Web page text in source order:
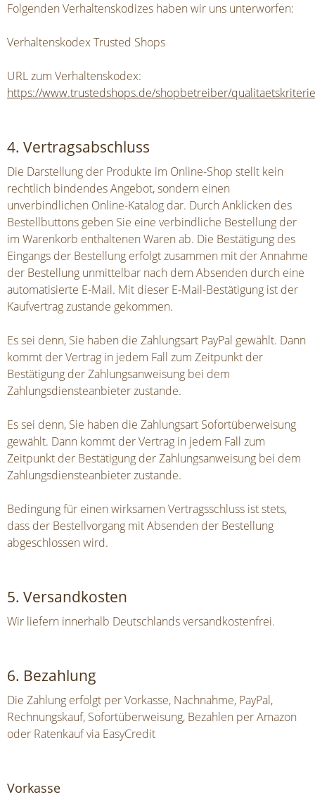
Folgenden Verhaltenskodizes haben wir uns unterworfen:
Verhaltenskodex Trusted Shops
URL zum Verhaltenskodex:
https://www.trustedshops.de/shopbetreiber/
4. Vertragsabschluss
Die Darstellung der Produkte im Online-Shop stellt kein
rechtlich bindendes Angebot, sondern einen
unverbindlichen Online-Katalog dar. Durch Anklicken des
Bestellbuttons geben Sie eine verbindliche Bestellung der
im Warenkorb enthaltenen Waren ab. Die Bestätigung des
Eingangs der Bestellung erfolgt zusammen mit der Annahme
der Bestellung unmittelbar nach dem Absenden durch eine
automatisierte E-Mail. Mit dieser E-Mail-Bestätigung ist der
Kaufvertrag zustande gekommen.
Es sei denn, Sie haben die Zahlungsart PayPal gewählt. Dann
kommt der Vertrag in jedem Fall zum Zeitpunkt der
Bestätigung der Zahlungsanweisung bei dem
Zahlungsdiensteanbieter zustande.
Es sei denn, Sie haben die Zahlungsart Sofortüberweisung
gewählt. Dann kommt der Vertrag in jedem Fall zum
Zeitpunkt der Bestätigung der Zahlungsanweisung bei dem
Zahlungsdiensteanbieter zustande.
Bedingung für einen wirksamen Vertragsschluss ist stets,
dass der Bestellvorgang mit Absenden der Bestellung
abgeschlossen wird.
5. Versandkosten
Wir liefern innerhalb Deutschlands versandkostenfrei.
6. Bezahlung
Die Zahlung erfolgt per Vorkasse, Nachnahme, PayPal,
Rechnungskauf, Sofortüberweisung, Bezahlen per Amazon
oder Ratenkauf via EasyCredit
Vorkasse